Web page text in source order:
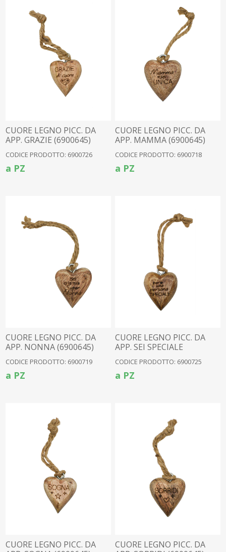
CUORE LEGNO PICC. DA
APP. GRAZIE (6900645)
CODICE PRODOTTO: 6900726
a PZ
CUORE LEGNO PICC. DA
APP. MAMMA (6900645)
CODICE PRODOTTO: 6900718
a PZ
CUORE LEGNO PICC. DA
APP. NONNA (6900645)
CODICE PRODOTTO: 6900719
a PZ
CUORE LEGNO PICC. DA
APP. SEI SPECIALE
CODICE PRODOTTO: 6900725
a PZ
CUORE LEGNO PICC. DA
CUORE LEGNO PICC. DA